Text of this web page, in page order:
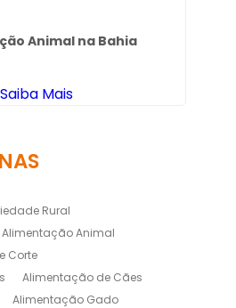
Animal na Bahia
Saiba Mais
Rural
Alimentação Animal
Corte
Alimentação de Cães
Alimentação Gado